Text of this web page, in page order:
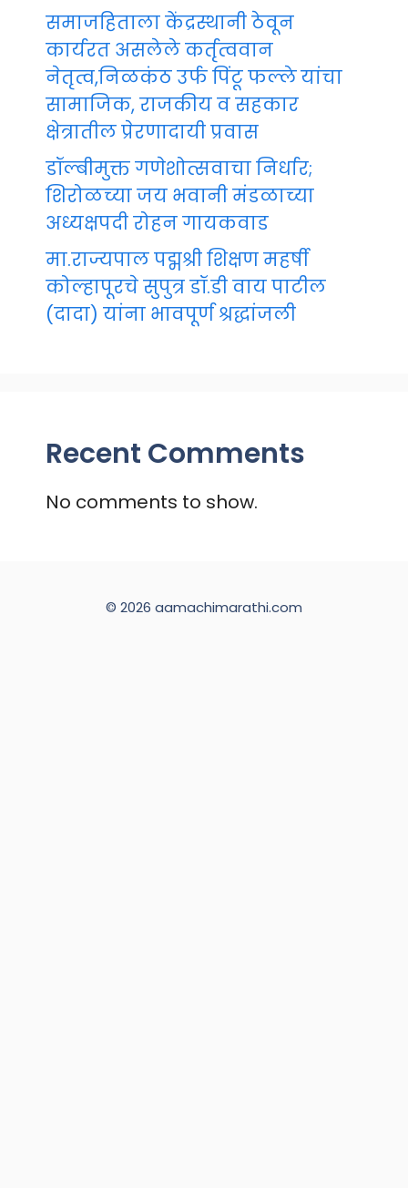
समाजहिताला केंद्रस्थानी ठेवून
कार्यरत असलेले कर्तृत्ववान
नेतृत्व,निळकंठ उर्फ पिंटू फल्ले यांचा
सामाजिक, राजकीय व सहकार
क्षेत्रातील प्रेरणादायी प्रवास
डॉल्बीमुक्त गणेशोत्सवाचा निर्धार;
शिरोळच्या जय भवानी मंडळाच्या
अध्यक्षपदी रोहन गायकवाड
मा.राज्यपाल पद्मश्री शिक्षण महर्षी
कोल्हापूरचे सुपुत्र डॉ.डी वाय पाटील
(दादा) यांना भावपूर्ण श्रद्धांजली
Recent Comments
No comments to show.
© 2026 aamachimarathi.com